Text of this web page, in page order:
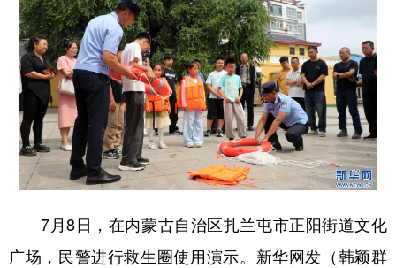
7月8日，在内蒙古自治区扎兰屯市正阳街道文化
广场，民警进行救生圈使用演示。新华网发（韩颖群